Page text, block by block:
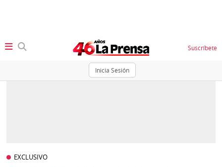
Inicia Sesión
Suscríbete
Sociedad
EXCLUSIVO